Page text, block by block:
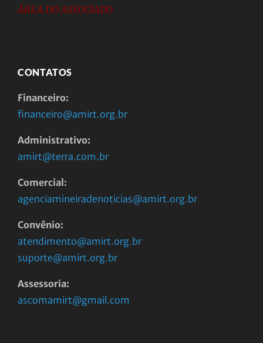
ÁREA DO ASSOCIADO
CONTATOS
Financeiro:
financeiro@amirt.org.br
Administrativo:
amirt@terra.com.br
Comercial:
agenciamineiradenoticias@amirt.org.br
Convênio:
atendimento@amirt.org.br
suporte@amirt.org.br
Assessoria:
ascomamirt@gmail.com